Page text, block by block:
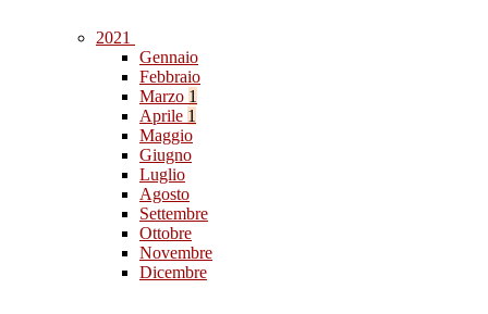
2021
Gennaio
Febbraio
Marzo 1
Aprile 1
Maggio
Giugno
Luglio
Agosto
Settembre
Ottobre
Novembre
Dicembre